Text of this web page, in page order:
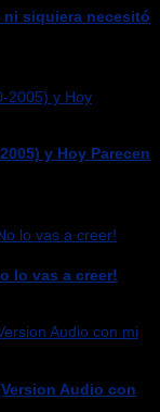
siquiera necesitó
y Hoy Parecen
lo vas a creer!
Audio con